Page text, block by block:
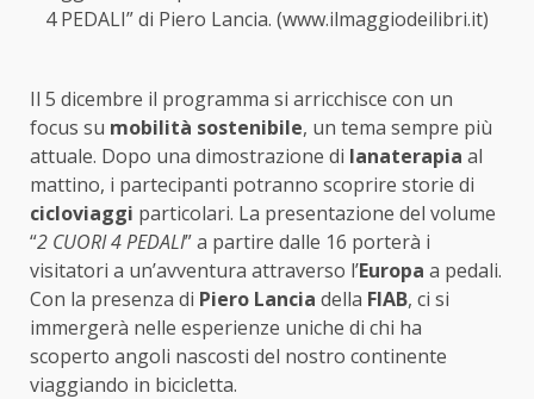
4 PEDALI” di Piero Lancia. (www.ilmaggiodeilibri.it)
Il 5 dicembre il programma si arricchisce con un
focus su mobilità sostenibile, un tema sempre più
attuale. Dopo una dimostrazione di lanaterapia al
mattino, i partecipanti potranno scoprire storie di
cicloviaggi particolari. La presentazione del volume
“2 CUORI 4 PEDALI” a partire dalle 16 porterà i
visitatori a un’avventura attraverso l’Europa a pedali.
Con la presenza di Piero Lancia della FIAB, ci si
immergerà nelle esperienze uniche di chi ha
scoperto angoli nascosti del nostro continente
viaggiando in bicicletta.